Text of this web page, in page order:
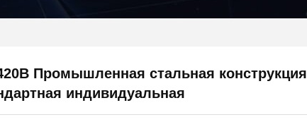
Промышленная стальная конструкция
индивидуальная